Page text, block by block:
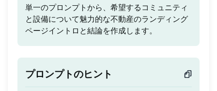
単一のプロンプトから、希望するコミュニティ
と設備について魅力的な不動産のランディング
ページイントロと結論を作成します。
プロンプトのヒント